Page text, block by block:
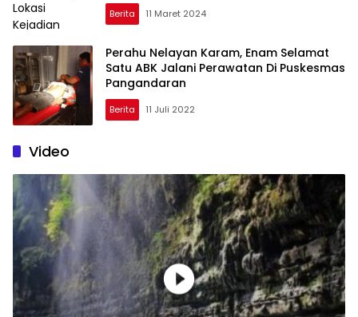
Berita 11 Maret 2024
Perahu Nelayan Karam, Enam Selamat
Satu ABK Jalani Perawatan Di Puskesmas
Pangandaran
Berita 11 Juli 2022
Video